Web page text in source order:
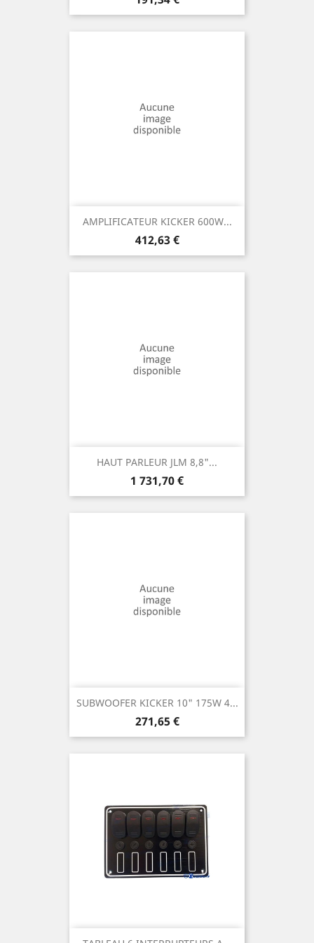
AMPLIFICATEUR KICKER 600W...
Prix
412,63 €
HAUT PARLEUR JLM 8,8"...
Prix
1 731,70 €
SUBWOOFER KICKER 10" 175W 4...
Prix
271,65 €